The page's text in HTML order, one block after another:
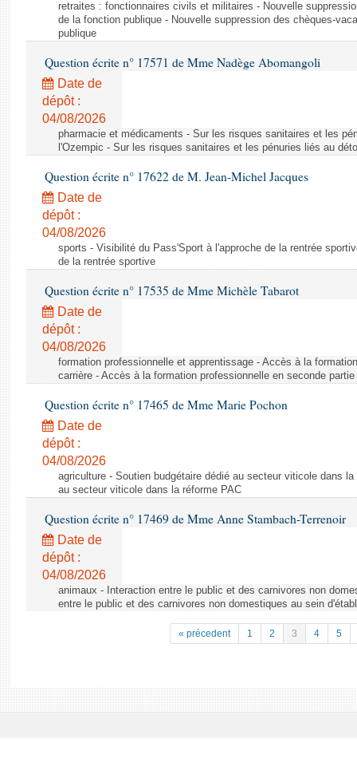
retraites : fonctionnaires civils et militaires - Nouvelle
de la fonction publique - Nouvelle suppression des chèques-
publique
Question écrite n° 17571 de Mme Nadège Abomangoli
Date de
dépôt :
04/08/2026
pharmacie et médicaments - Sur les risques sanitaires et les
l'Ozempic - Sur les risques sanitaires et les pénuries liés au
Question écrite n° 17622 de M. Jean-Michel Jacques
Date de
dépôt :
04/08/2026
sports - Visibilité du Pass'Sport à l'approche de la rentrée
de la rentrée sportive
Question écrite n° 17535 de Mme Michèle Tabarot
Date de
dépôt :
04/08/2026
formation professionnelle et apprentissage - Accès à la
carrière - Accès à la formation professionnelle en seconde partie
Question écrite n° 17465 de Mme Marie Pochon
Date de
dépôt :
04/08/2026
agriculture - Soutien budgétaire dédié au secteur viticole dans
au secteur viticole dans la réforme PAC
Question écrite n° 17469 de Mme Anne Stambach-Terrenoir
Date de
dépôt :
04/08/2026
animaux - Interaction entre le public et des carnivores non
entre le public et des carnivores non domestiques au sein
« précedent 1 2 3 4 5